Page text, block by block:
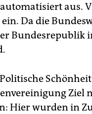
aus.
Da die
Bundesrepublik
Ziel
Hier wurden in